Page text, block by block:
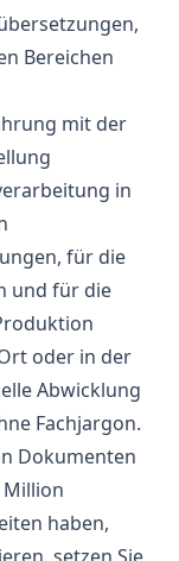
Bereichen
mit der
in
für die
und für die
oder in der
Abwicklung
Fachjargon.
Dokumenten
haben,